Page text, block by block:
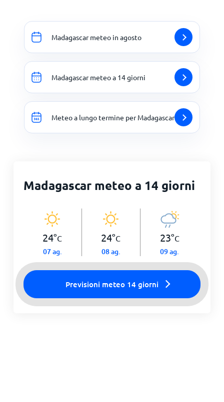
Madagascar meteo in agosto
Madagascar meteo a 14 giorni
Meteo a lungo termine per Madagascar
Madagascar meteo a 14 giorni
24°C
07 ag.
24°C
08 ag.
23°C
09 ag.
Previsioni meteo 14 giorni